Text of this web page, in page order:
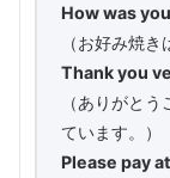
How was
（お好み焼き
Thank you
（ありがと
ています。）
Please pay